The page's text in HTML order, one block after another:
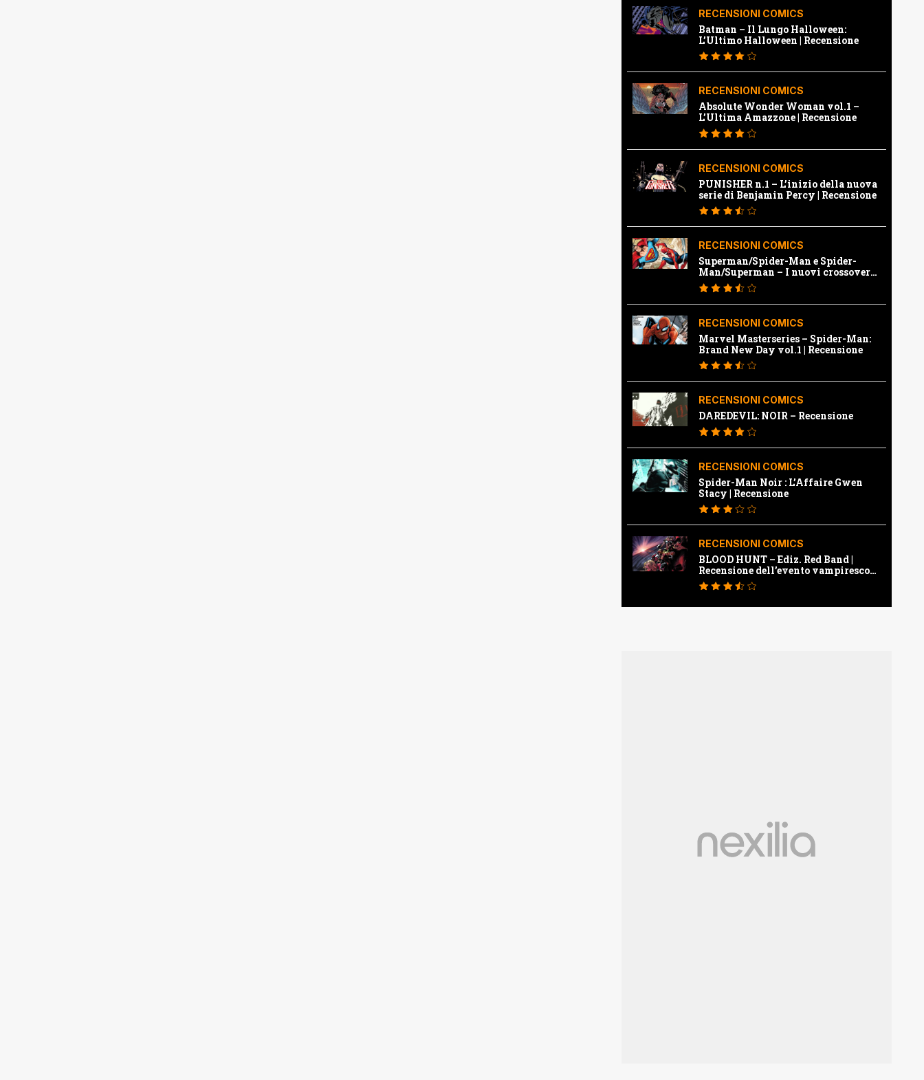
RECENSIONI COMICS
Batman – Il Lungo Halloween:
L’Ultimo Halloween | Recensione
RECENSIONI COMICS
Absolute Wonder Woman vol.1 –
L’Ultima Amazzone | Recensione
RECENSIONI COMICS
PUNISHER n.1 – L’inizio della nuova
serie di Benjamin Percy | Recensione
RECENSIONI COMICS
Superman/Spider-Man e Spider-
Man/Superman – I nuovi crossover
Marvel e Dc | Recensione
RECENSIONI COMICS
Marvel Masterseries – Spider-Man:
Brand New Day vol.1 | Recensione
RECENSIONI COMICS
DAREDEVIL: NOIR – Recensione
RECENSIONI COMICS
Spider-Man Noir : L’Affaire Gwen
Stacy | Recensione
RECENSIONI COMICS
BLOOD HUNT – Ediz. Red Band |
Recensione dell’evento vampiresco
della Marvel